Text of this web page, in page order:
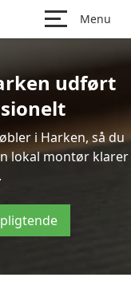
Menu
udført
i Harken, så du
lokal montør klarer